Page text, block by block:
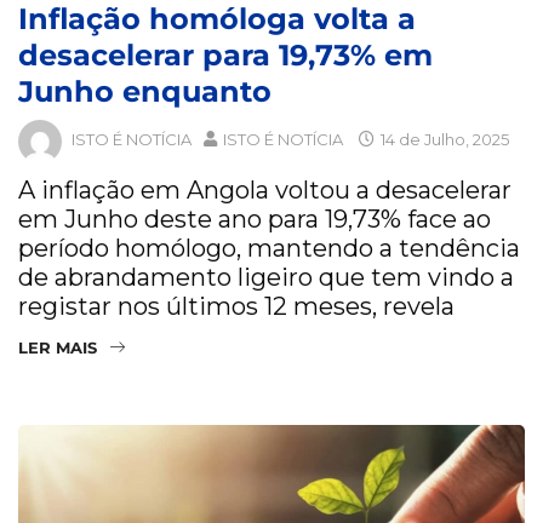
Inflação homóloga volta a
desacelerar para 19,73% em
Junho enquanto
ISTO É NOTÍCIA ISTO É NOTÍCIA 14 de Julho, 2025
A inflação em Angola voltou a desacelerar
em Junho deste ano para 19,73% face ao
período homólogo, mantendo a tendência
de abrandamento ligeiro que tem vindo a
registar nos últimos 12 meses, revela
LER MAIS